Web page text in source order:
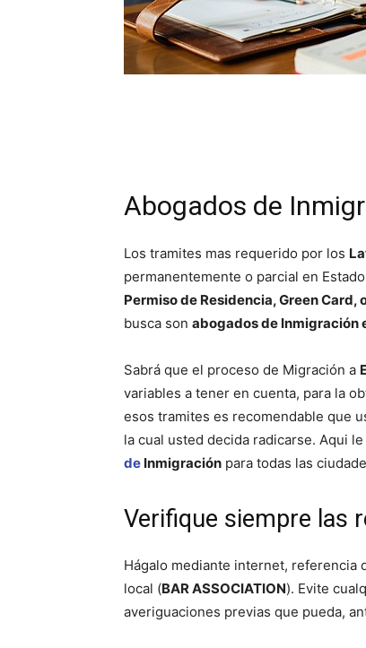
Abogados de
Los tramites mas requerido por los
permanentemente o parcial en
Permiso de Residencia, Green
busca son abogados de Inmigración
Sabrá que el proceso de Migración a
variables a tener en cuenta, para la
esos tramites es recomendable que
la cual usted decida radicarse. Aqui
de Inmigración para todas las
Verifique siempre las
Hágalo mediante internet, referencia
local (BAR ASSOCIATION). Evite
averiguaciones previas que pueda,